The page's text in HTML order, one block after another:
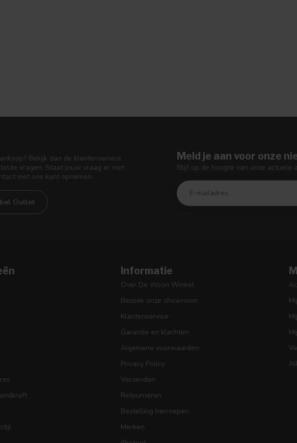
Bekijk dan de klantenservice
vragen. Staat jouw vraag er niet
met ons kunt opnemen.
Outlet
Meld je aan voor onze
Blijf op de hoogte van onze actuele
Informatie
Over De Woon Winkel
Bezoek onze showroom
Klantenservice
Garantie en klachten
Algemene voorwaarden
Privacy Policy
Verzenden
Retourneren
Bestelling herroepen
Merken